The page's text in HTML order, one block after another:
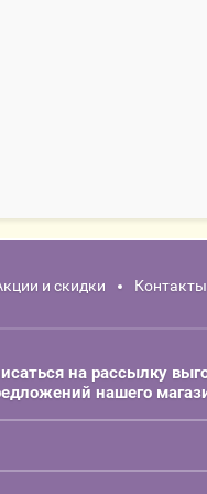
и скидки Контакты
на рассылку
нашего